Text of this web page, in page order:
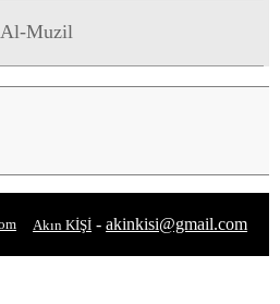
Al-Muzil
Akın KİŞİ - akinkisi@gmail.com